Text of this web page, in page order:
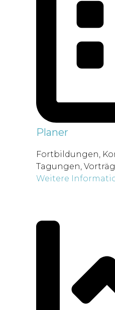
Planer
Fortbildungen,
Tagungen,
Weitere